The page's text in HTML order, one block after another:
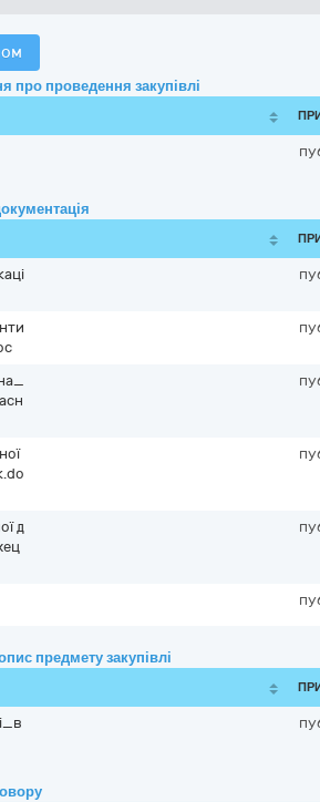
про проведення закупівлі
д
предмету закупівлі